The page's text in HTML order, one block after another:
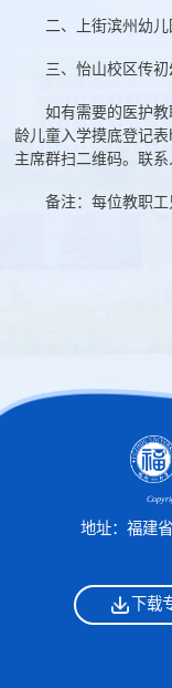
二、上街滨州幼儿
三、怡山校区传
如有需要的医护
龄儿童入学摸底登记表
主席群扫二维码。联
备注：每位教职工
地址：福建
下载